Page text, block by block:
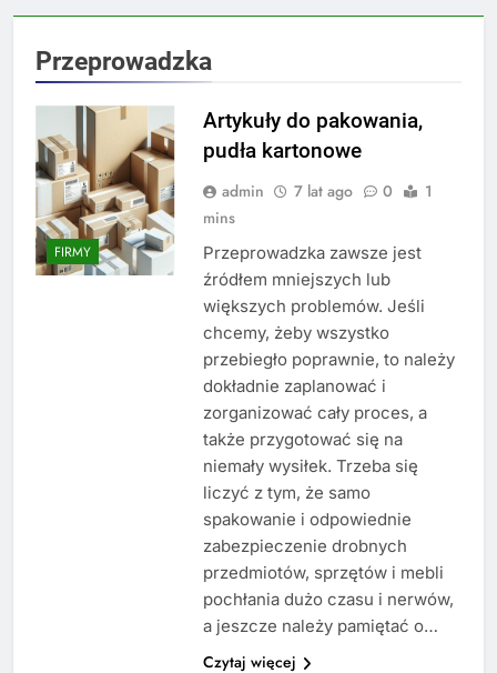
Przeprowadzka
FIRMY
Artykuły do pakowania,
pudła kartonowe
admin 7 lat ago 0
1
mins
Przeprowadzka zawsze jest
źródłem mniejszych lub
większych problemów. Jeśli
chcemy, żeby wszystko
przebiegło poprawnie, to należy
dokładnie zaplanować i
zorganizować cały proces, a
także przygotować się na
niemały wysiłek. Trzeba się
liczyć z tym, że samo
spakowanie i odpowiednie
zabezpieczenie drobnych
przedmiotów, sprzętów i mebli
pochłania dużo czasu i nerwów,
a jeszcze należy pamiętać o…
Czytaj więcej